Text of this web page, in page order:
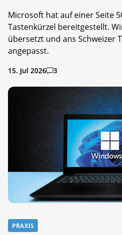
Microsoft hat auf einer Seite
Tastenkürzel bereitgestellt.
übersetzt und ans Schweizer
angepasst.
15. Jul 2026 3
PRAXIS